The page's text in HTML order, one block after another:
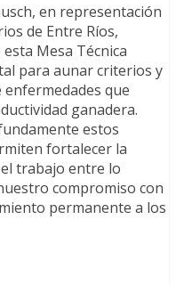
en representación
de Entre Ríos,
Mesa Técnica
para aunar criterios y
que
ganadera.
estos
fortalecer la
trabajo entre lo
compromiso con
permanente a los